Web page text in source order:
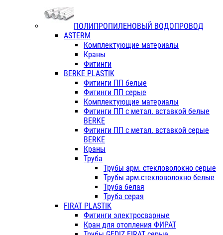
ПОЛИПРОПИЛЕНОВЫЙ ВОДОПРОВОД
ASTERM
Комплектующие материалы
Краны
Фитинги
BERKE PLASTIK
Фитинги ПП белые
Фитинги ПП серые
Комплектующие материалы
Фитинги ПП с метал. вставкой белые
BERKE
Фитинги ПП с метал. вставкой серые
BERKE
Краны
Труба
Трубы арм. стекловолокно серые
Трубы арм.стекловолокно белые
Труба белая
Труба серая
FIRAT PLASTIK
Фитинги электросварные
Кран для отопления ФИРАТ